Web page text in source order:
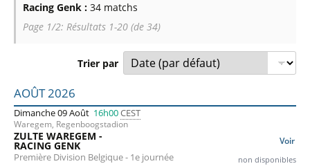
Racing Genk : 34 matchs
Page 1/2: Résultats 1-20 (de 34)
Trier par
Liste des prochains matchs : Racing Genk. Colonne 1 :
AOÛT 2026
Dimanche 09 Août 16h00CEST
Waregem, Regenboogstadion
Voir
ZULTE WAREGEM -
RACING GENK
Première Division Belgique - 1e journée non disponibles